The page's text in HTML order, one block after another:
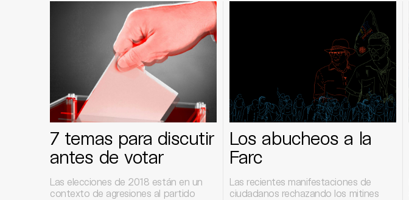
7 temas para discutir
antes de votar
Las elecciones de 2018 están en un
contexto de agresiones al partido
Los abucheos a la
Farc
Las recientes manifestaciones de
ciudadanos rechazando los mitines